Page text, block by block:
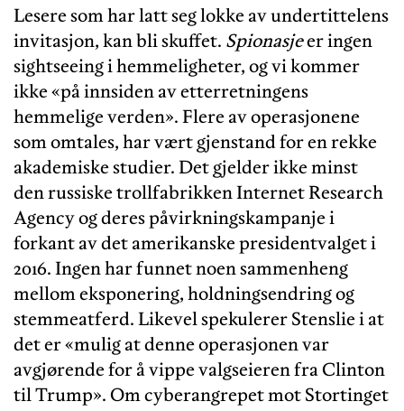
Lesere som har latt seg lokke av undertittelens
invitasjon, kan bli skuffet. Spionasjeer ingen
sightseeing i hemmeligheter, og vi kommer
ikke «på innsiden av etterretningens
hemmelige verden». Flere av operasjonene
som omtales, har vært gjenstand for en rekke
akademiske studier. Det gjelder ikke minst
den russiske trollfabrikken Internet Research
Agency og deres påvirkningskampanje i
forkant av det amerikanske presidentvalget i
2016. Ingen har funnet noen sammenheng
mellom eksponering, holdningsendring og
stemmeatferd. Likevel spekulerer Stenslie i at
det er «mulig at denne operasjonen var
avgjørende for å vippe valgseieren fra Clinton
til Trump». Om cyberangrepet mot Stortinget